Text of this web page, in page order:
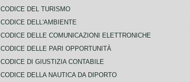
CODICE DEL TURISMO
CODICE DELL'AMBIENTE
CODICE DELLE COMUNICAZIONI ELETTRONICHE
CODICE DELLE PARI OPPORTUNITÀ
CODICE DI GIUSTIZIA CONTABILE
CODICE DELLA NAUTICA DA DIPORTO